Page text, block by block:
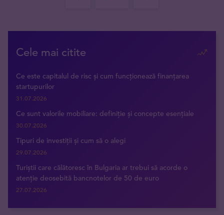
Cele mai citite
Ce este capitalul de risc și cum funcționează finanțarea
startupurilor
31.07.2026
Ce sunt valorile mobiliare: definiție și concepte esențiale
30.07.2026
Tipuri de investiții și cum să o alegi
29.07.2026
Turiștii care călătoresc în Bulgaria ar trebui să acorde o
atenție deosebită bancnotelor de 50 de euro
27.07.2026